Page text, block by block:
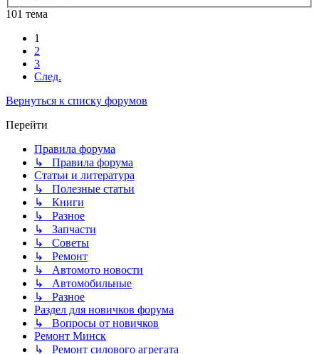
101 тема
1
2
3
След.
Вернуться к списку форумов
Перейти
Правила форума
↳ Правила форума
Статьи и литература
↳ Полезные статьи
↳ Книги
↳ Разное
↳ Запчасти
↳ Советы
↳ Ремонт
↳ Автомото новости
↳ Автомобильные
↳ Разное
Раздел для новичков форума
↳ Вопросы от новичков
Ремонт Минск
↳ Ремонт силового агрегата